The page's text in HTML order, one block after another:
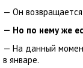
— Он
— Но по нему же
— На данный
в январе.